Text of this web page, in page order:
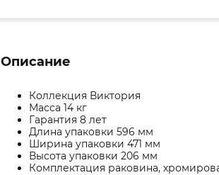
Описание
Коллекция Виктория
Масса 14 кг
Гарантия 8 лет
Длина упаковки 596 мм
Ширина упаковки 471 мм
Высота упаковки 206 мм
Комплектация раковина,